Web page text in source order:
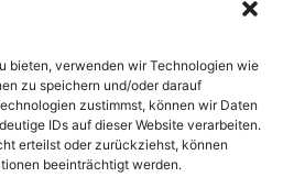
bieten, verwenden wir Technologien wie
zu speichern und/oder darauf
zustimmst, können wir Daten
IDs auf dieser Website verarbeiten.
erteilst oder zurückziehst, können
beeinträchtigt werden.